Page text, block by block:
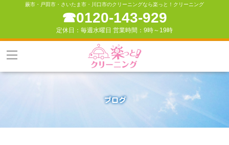
蕨市・戸田市・さいたま市・川口市のクリーニングなら楽っと！クリーニング
☎︎0120-143-929
定休日：毎週水曜日 営業時間：9時～19時